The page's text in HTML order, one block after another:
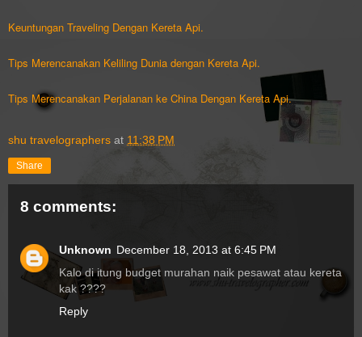
Keuntungan Traveling Dengan Kereta Api.
Tips Merencanakan Keliling Dunia dengan Kereta Api.
Tips Merencanakan Perjalanan ke China Dengan Kereta Api.
shu travelographers at 11:38 PM
Share
8 comments:
Unknown December 18, 2013 at 6:45 PM
Kalo di itung budget murahan naik pesawat atau kereta
kak ????
Reply